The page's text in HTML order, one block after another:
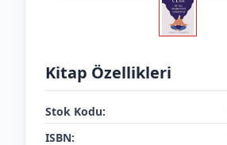
Kitap Özellikleri
Stok Kodu:
ISBN: